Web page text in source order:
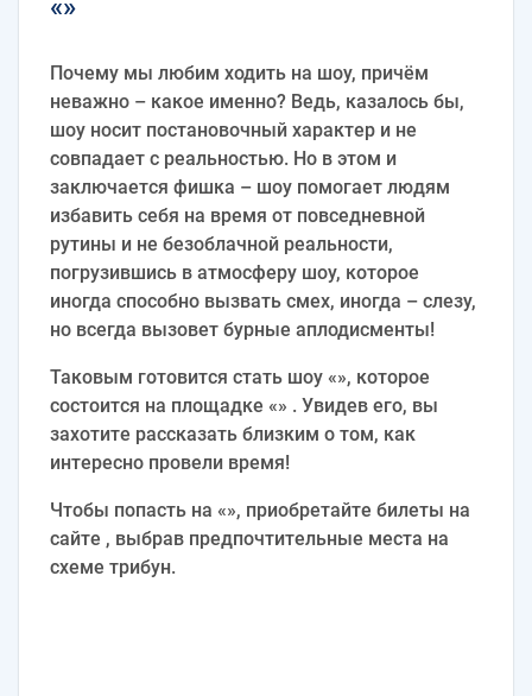
«»
Почему мы любим ходить на шоу, причём
неважно – какое именно? Ведь, казалось бы,
шоу носит постановочный характер и не
совпадает с реальностью. Но в этом и
заключается фишка – шоу помогает людям
избавить себя на время от повседневной
рутины и не безоблачной реальности,
погрузившись в атмосферу шоу, которое
иногда способно вызвать смех, иногда – слезу,
но всегда вызовет бурные аплодисменты!
Таковым готовится стать шоу «», которое
состоится на площадке «» . Увидев его, вы
захотите рассказать близким о том, как
интересно провели время!
Чтобы попасть на «», приобретайте билеты на
сайте , выбрав предпочтительные места на
схеме трибун.